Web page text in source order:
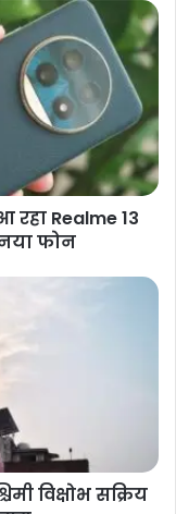
Realme 13
फोन
विक्षोभ सक्रिय